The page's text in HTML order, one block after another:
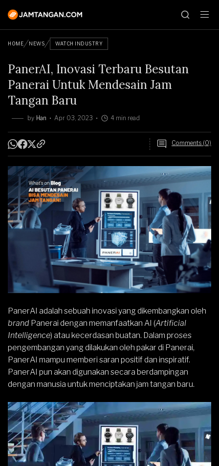
HOME NEWS WATCH INDUSTRY
PanerAI, Inovasi Terbaru Besutan
Panerai Untuk Mendesain Jam
Tangan Baru
by Han Apr 03, 2023 4 min read
Comments (0)
PanerAI adalah sebuah inovasi yang dikembangkan oleh
brand Panerai dengan memanfaatkan AI (Artificial
Intelligence) atau kecerdasan buatan. Dalam proses
pengembangan yang dilakukan oleh pakar di Panerai,
PanerAI mampu memberi saran positif dan inspiratif.
PanerAI pun akan digunakan secara berdampingan
dengan manusia untuk menciptakan jam tangan baru.